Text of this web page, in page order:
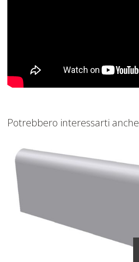
Potrebbero interessarti anche